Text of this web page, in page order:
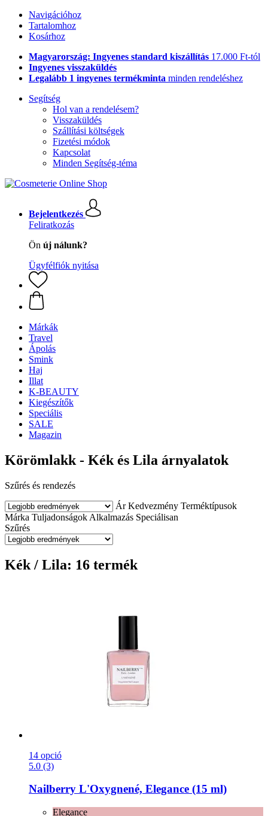
Navigációhoz
Tartalomhoz
Kosárhoz
Magyarország: Ingyenes standard kiszállítás 17.000 Ft-tól
Ingyenes visszaküldés
Legalább 1 ingyenes termékminta minden rendeléshez
Segítség
Hol van a rendelésem?
Visszaküldés
Szállítási költségek
Fizetési módok
Kapcsolat
Minden Segítség-téma
Bejelentkezés
Feliratkozás
Ön új nálunk?
Ügyfélfiók nyitása
Márkák
Travel
Ápolás
Smink
Haj
Illat
K-BEAUTY
Kiegészítők
Speciális
SALE
Magazin
Körömlakk - Kék és Lila árnyalatok
Szűrés és rendezés
Ár Kedvezmény Terméktípusok
Márka Tuljadonságok Alkalmazás Speciálisan
Szűrés
Kék / Lila: 16 termék
14 opció
5.0 (3)
Nailberry L'Oxygnené, Elegance (15 ml)
Elegance